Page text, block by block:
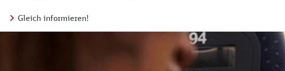
Gleich informieren!